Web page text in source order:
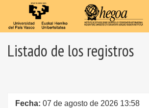
Listado de los registros
Fecha: 07 de agosto de 2026 13:58